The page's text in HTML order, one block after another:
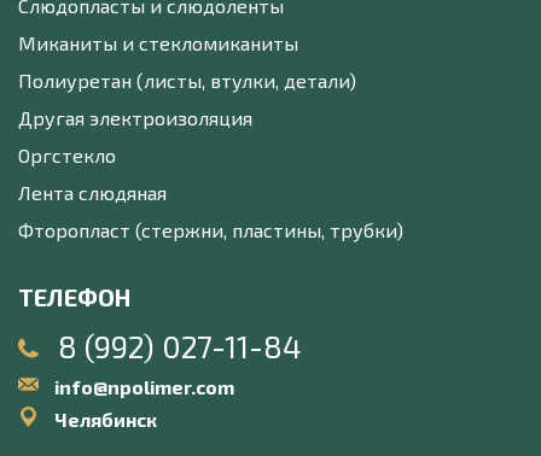
Слюдопласты и слюдоленты
Миканиты и стекломиканиты
Полиуретан (листы, втулки, детали)
Другая электроизоляция
Оргстекло
Лента слюдяная
Фторопласт (стержни, пластины, трубки)
ТЕЛЕФОН
8 (992) 027-11-84
info@npolimer.com
Челябинск